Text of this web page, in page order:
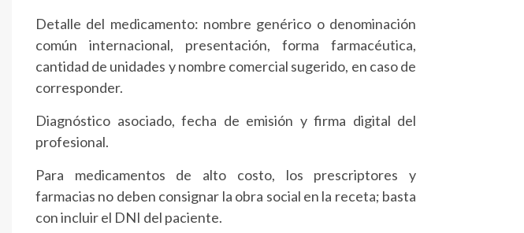
Detalle del medicamento: nombre genérico o denominación
común internacional, presentación, forma farmacéutica,
cantidad de unidades y nombre comercial sugerido, en caso de
corresponder.
Diagnóstico asociado, fecha de emisión y firma digital del
profesional.
Para medicamentos de alto costo, los prescriptores y
farmacias no deben consignar la obra social en la receta; basta
con incluir el DNI del paciente.